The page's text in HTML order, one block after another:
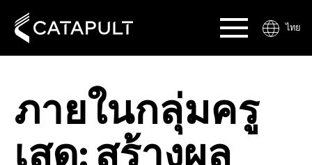
ไทย
ภายในกลุ่มครู
เสด: สร้างผล